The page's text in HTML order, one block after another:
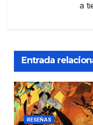
a
Entrada
RESEÑAS